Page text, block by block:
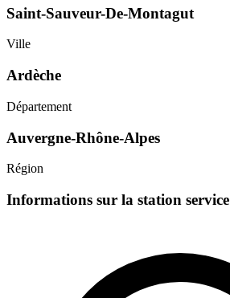
Saint-Sauveur-De-Montagut
Ville
Ardèche
Département
Auvergne-Rhône-Alpes
Région
Informations sur la station service